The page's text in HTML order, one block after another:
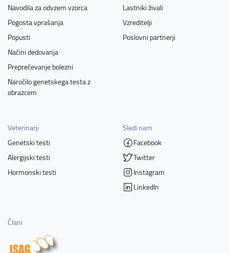
Navodila za odvzem vzorca
Pogosta vprašanja
Popusti
Načini dedovanja
Preprečevanje bolezni
Naročilo genetskega testa z
obrazcem
Lastniki živali
Vzreditelji
Poslovni partnerji
Veterinarji
Genetski testi
Alergijski testi
Hormonski testi
Sledi nam
Facebook
Twitter
Instagram
LinkedIn
Člani